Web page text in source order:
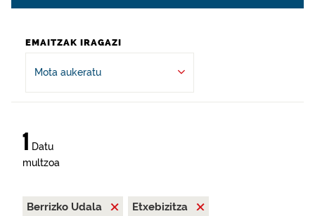
EMAITZAK IRAGAZI
Mota aukeratu
1 Datu
multzoa
Berrizko Udala
Etxebizitza